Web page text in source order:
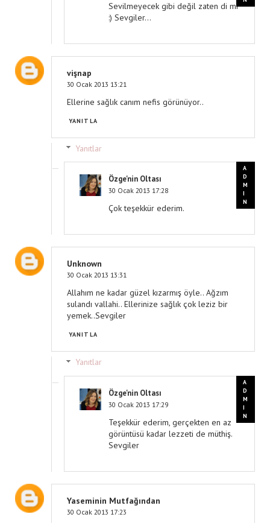
Sevilmeyecek gibi değil zaten di mi
:) Sevgiler...
vişnap
30 Ocak 2013 13:21
Ellerine sağlık canım nefis görünüyor..
YANITLA
Yanıtlar
Özge'nin Oltası
30 Ocak 2013 17:28
Çok teşekkür ederim.
Unknown
30 Ocak 2013 13:31
Allahım ne kadar güzel kızarmış öyle.. Ağzım
sulandı vallahi.. Ellerinize sağlık çok leziz bir
yemek..Sevgiler
YANITLA
Yanıtlar
Özge'nin Oltası
30 Ocak 2013 17:29
Teşekkür ederim, gerçekten en az
görüntüsü kadar lezzeti de müthiş.
Sevgiler
Yaseminin Mutfağından
30 Ocak 2013 17:23